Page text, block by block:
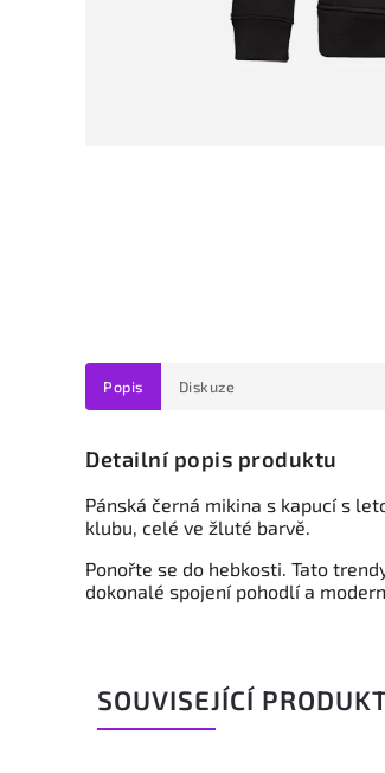
Popis Diskuze
Detailní popis produktu
Pánská černá mikina s kapucís
klubu, celé ve žluté barvě.
Ponořte se do hebkosti. Tato
dokonalé spojení pohodlí a
SOUVISEJÍCÍ